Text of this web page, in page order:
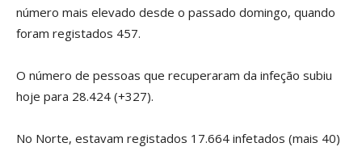
número mais elevado desde o passado domingo, quando
foram registados 457.
O número de pessoas que recuperaram da infeção subiu
hoje para 28.424 (+327).
No Norte, estavam registados 17.664 infetados (mais 40)